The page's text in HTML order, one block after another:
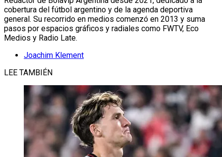
cobertura del fútbol argentino y de la agenda deportiva
general. Su recorrido en medios comenzó en 2013 y suma
pasos por espacios gráficos y radiales como FWTV, Eco
Medios y Radio Late.
Joachim Klement
LEE TAMBIÉN